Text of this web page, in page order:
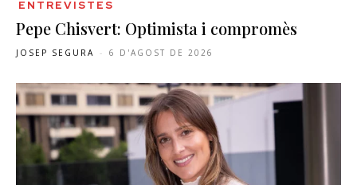
ENTREVISTES
Pepe Chisvert: Optimista i compromès
JOSEP SEGURA - 6 D'AGOST DE 2026